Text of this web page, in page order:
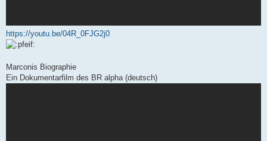
https://youtu.be/04R_0FJG2j0
Marconis Biographie
Ein Dokumentarfilm des BR alpha (deutsch)